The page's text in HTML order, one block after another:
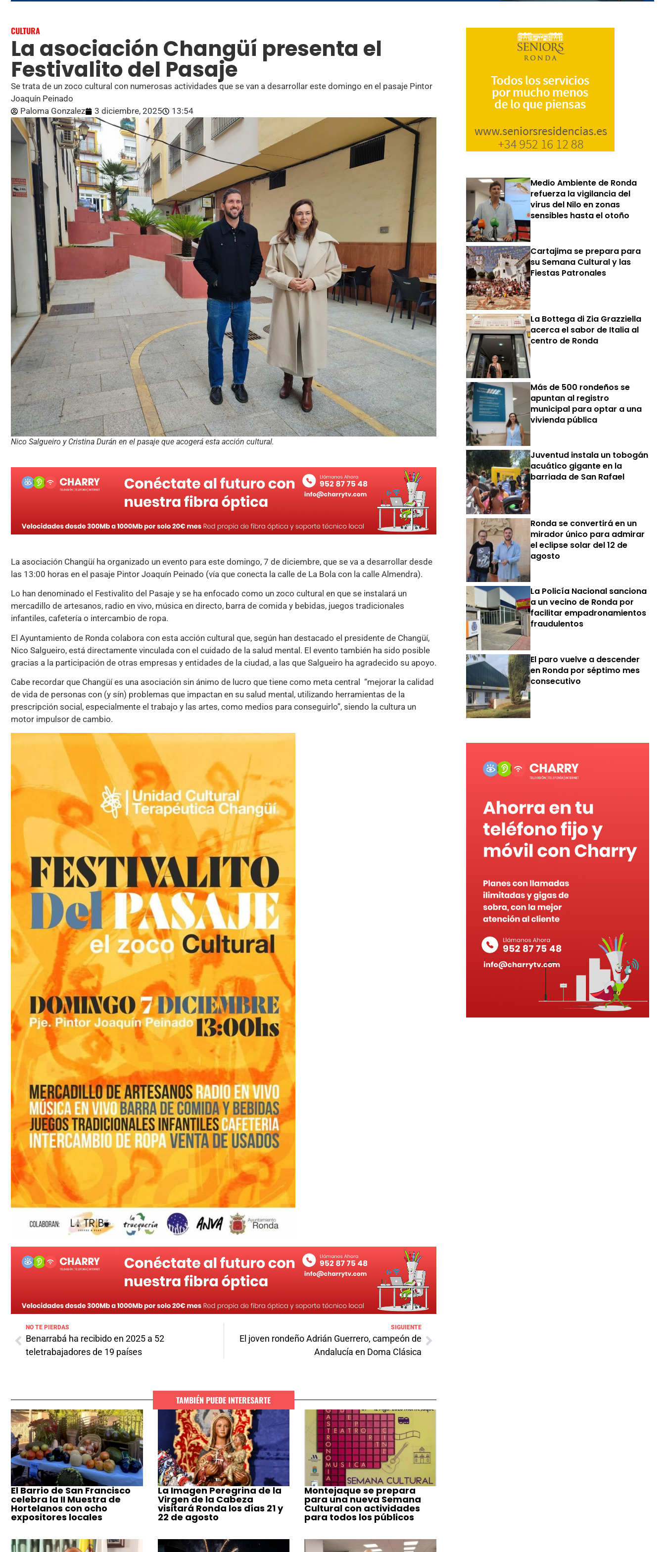
CULTURA
La asociación Changüí presenta el
Festivalito del Pasaje
Se trata de un zoco cultural con numerosas actividades que se van a desarrollar este domingo en el pasaje Pintor
Joaquín Peinado
Paloma Gonzalez
3 diciembre, 2025 13:54
Nico Salgueiro y Cristina Durán en el pasaje que acogerá esta acción cultural.
La asociación Changüí ha organizado un evento para este domingo, 7 de diciembre, que se va a desarrollar desde
las 13:00 horas en el pasaje Pintor Joaquín Peinado (vía que conecta la calle de La Bola con la calle Almendra).
Lo han denominado el Festivalito del Pasaje y se ha enfocado como un zoco cultural en que se instalará un
mercadillo de artesanos, radio en vivo, música en directo, barra de comida y bebidas, juegos tradicionales
infantiles, cafetería o intercambio de ropa.
El Ayuntamiento de Ronda colabora con esta acción cultural que, según han destacado el presidente de Changüí,
Nico Salgueiro, está directamente vinculada con el cuidado de la salud mental. El evento también ha sido posible
gracias a la participación de otras empresas y entidades de la ciudad, a las que Salgueiro ha agradecido su apoyo.
Cabe recordar que Changüí es una asociación sin ánimo de lucro que tiene como meta central “mejorar la calidad
de vida de personas con (y sín) problemas que impactan en su salud mental, utilizando herramientas de la
prescripción social, especialmente el trabajo y las artes, como medios para conseguirlo”, siendo la cultura un
motor impulsor de cambio.
NO TE PIERDAS
Benarrabá ha recibido en 2025 a 52
teletrabajadores de 19 países
SIGUIENTE
El joven rondeño Adrián Guerrero, campeón de
Andalucía en Doma Clásica
TAMBIÉN PUEDE INTERESARTE
El Barrio de San Francisco
celebra la II Muestra de
Hortelanos con ocho
expositores locales
La Imagen Peregrina de la
Virgen de la Cabeza
visitará Ronda los días 21 y
22 de agosto
Montejaque se prepara
para una nueva Semana
Cultural con actividades
para todos los públicos
Medio Ambiente de Ronda
refuerza la vigilancia del
virus del Nilo en zonas
sensibles hasta el otoño
Cartajima se prepara para
su Semana Cultural y las
Fiestas Patronales
La Bottega di Zia Grazziella
acerca el sabor de Italia al
centro de Ronda
Más de 500 rondeños se
apuntan al registro
municipal para optar a una
vivienda pública
Juventud instala un tobogán
acuático gigante en la
barriada de San Rafael
Ronda se convertirá en un
mirador único para admirar
el eclipse solar del 12 de
agosto
La Policía Nacional sanciona
a un vecino de Ronda por
facilitar empadronamientos
fraudulentos
El paro vuelve a descender
en Ronda por séptimo mes
consecutivo